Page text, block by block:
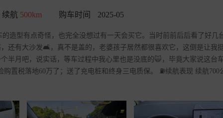
续航 500km 购车时间 2025-05
造型有点奇怪，也完全没想过有一天会买它。当时前前后后看了好几
还有大沙发🛋️，真不是盖的，老婆孩子居然都很喜欢它，这倒是让我
半月吧，说实话，等车过程中我心里也是没底的🙀，毕竟大家说这台
置税落地60万了；送了充电桩和终身三电质保。 ⛽续航表现 续航700